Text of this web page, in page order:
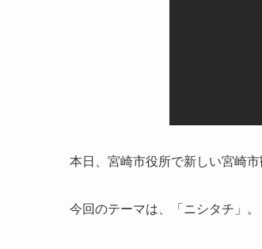
本日、宮崎市役所で新しい宮崎
今回のテーマは、「ニシタチ」。